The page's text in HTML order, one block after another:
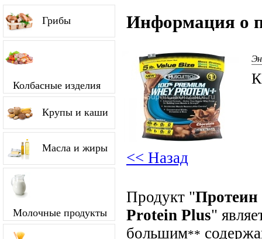
Грибы
Колбасные изделия
Крупы и каши
Масла и жиры
Молочные продукты
Информация о
<< Назад
Продукт "Протеин
Protein Plus"
большим**